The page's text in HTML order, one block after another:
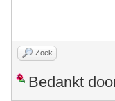
Zoek
Bedankt